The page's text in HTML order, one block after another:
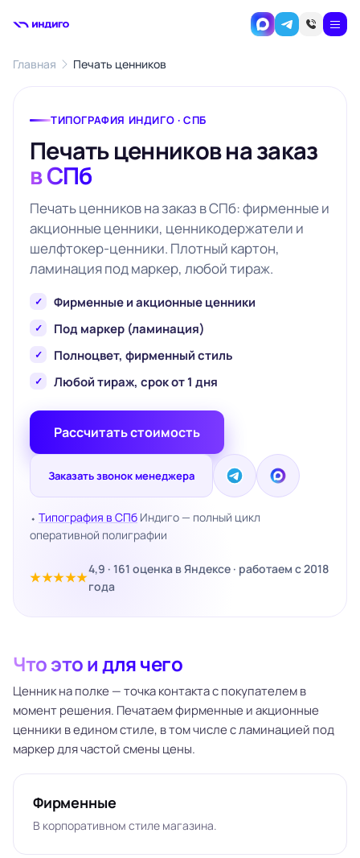
Главная Печать ценников
ТИПОГРАФИЯ ИНДИГО · СПБ
Печать ценников на заказ
в СПб
Печать ценников на заказ в СПб: фирменные и
акционные ценники, ценникодержатели и
шелфтокер-ценники. Плотный картон,
ламинация под маркер, любой тираж.
Фирменные и акционные ценники
Под маркер (ламинация)
Полноцвет, фирменный стиль
Любой тираж, срок от 1 дня
Рассчитать стоимость
Заказать звонок менеджера
⬩ Типография в СПб Индиго — полный цикл
оперативной полиграфии
★★★★★4,9 · 161 оценка в Яндексе · работаем с 2018
года
Что это и для чего
Ценник на полке — точка контакта с покупателем в
момент решения. Печатаем фирменные и акционные
ценники в едином стиле, в том числе с ламинацией под
маркер для частой смены цены.
Фирменные
В корпоративном стиле магазина.